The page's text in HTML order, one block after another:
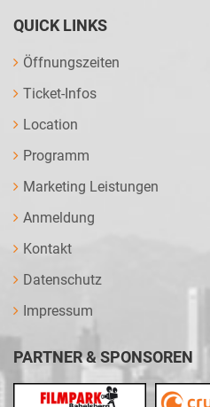
QUICK LINKS
Öffnungszeiten
Ticket-Infos
Location
Programm
Marketing Leistungen
Anmeldung
Kontakt
Datenschutz
Impressum
PARTNER & SPONSOREN